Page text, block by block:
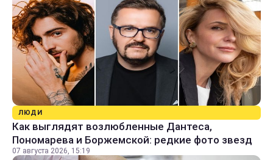
ЛЮДИ
Как выглядят возлюбленные Дантеса,
Пономарева и Боржемской: редкие фото звезд
07 августа 2026, 15:19